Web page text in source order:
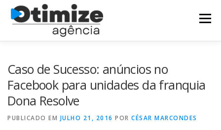
Menu
SERVIÇOS
Caso de Sucesso: anúncios no
Facebook para unidades da franquia
Dona Resolve
PUBLICADO EM JULHO 21, 2016 POR CÉSAR MARCONDES